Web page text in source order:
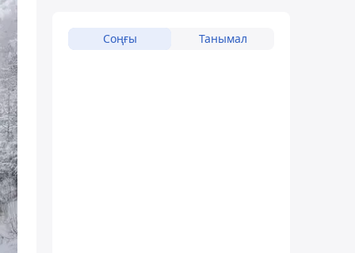
Соңғы Танымал